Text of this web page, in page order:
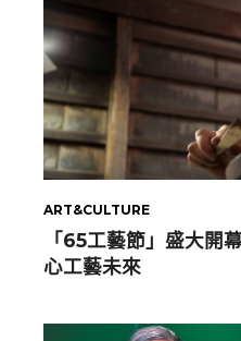
ART&CULTURE
「65工藝節」盛大開
心工藝未來